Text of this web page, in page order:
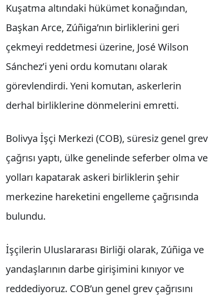
Kuşatma altındaki hükümet konağından,
Başkan Arce, Zúñiga’nın birliklerini geri
çekmeyi reddetmesi üzerine, José Wilson
Sánchez’i yeni ordu komutanı olarak
görevlendirdi. Yeni komutan, askerlerin
derhal birliklerine dönmelerini emretti.
Bolivya İşçi Merkezi (COB), süresiz genel grev
çağrısı yaptı, ülke genelinde seferber olma ve
yolları kapatarak askeri birliklerin şehir
merkezine hareketini engelleme çağrısında
bulundu.
İşçilerin Uluslararası Birliği olarak, Zúñiga ve
yandaşlarının darbe girişimini kınıyor ve
reddediyoruz. COB’un genel grev çağrısını